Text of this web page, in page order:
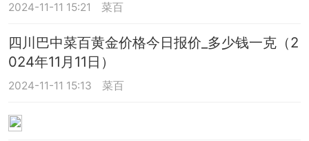
2024-11-11 15:21 菜百
四川巴中菜百黄金价格今日报价_多少钱一克（2
024年11月11日）
2024-11-11 15:13 菜百